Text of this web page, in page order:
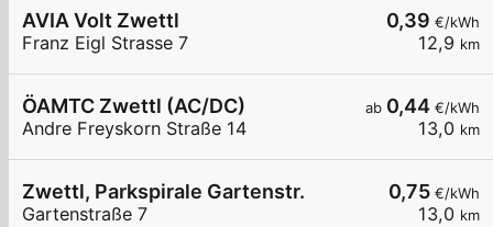
0,39 €/kWh
12,9 km
AVIA Volt Zwettl
Franz Eigl Strasse 7
ab 0,44 €/kWh
13,0 km
ÖAMTC Zwettl (AC/DC)
Andre Freyskorn Straße 14
0,75 €/kWh
13,0 km
Zwettl, Parkspirale Gartenstr.
Gartenstraße 7